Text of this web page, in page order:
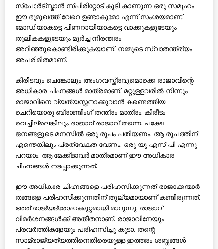
സ്‌പോര്‍ട്‌സ്മാന്‍ സ്പിരിറ്റോട് കൂടി കാണുന്ന ഒരു സമൂഹം
ഈ ഭൂമുഖത്ത് വേറെ ഉണ്ടാകുമോ എന്ന് സംശയമാണ്.
മോഡിയാകട്ടെ പിണറായിയാകട്ടെ വാക്കുകളുടേയും
തൂലികകളുടേയും മൂര്‍ച്ച നിരന്തരം
അറിഞ്ഞുകൊണ്ടിരിക്കുകയാണ്. നമ്മുടെ സ്വാതന്ത്ര്യം
അപരിമിതമാണ്.
കിരീടവും ചെങ്കോലും അംഗവസ്ത്രവുമൊക്കെ രാജാവിന്റെ
അധികാര ചിഹ്നങ്ങള്‍ മാത്രമാണ്. മറ്റുള്ളവരില്‍ നിന്നും
രാജാവിനെ വ്യത്യസ്തനാക്കുവാന്‍ കണ്ടെത്തിയ
ചെറിയൊരു ബ്രാണ്ടിംഗ് തന്ത്രം മാത്രം. കിരീടം
വെച്ചില്ലെങ്കിലും രാജാവ് രാജാവ് തന്നെ. പക്ഷേ
ജനങ്ങളുടെ മനസില്‍ ഒരു രൂപം പതിയണം. ആ രൂപത്തിന്
എന്തെങ്കിലും പ്രത്വേകത വേണം. ഒരു യു എസ് പി എന്നു
പറയാം. ആ മേക്ക്ഓവര്‍ മാത്രമാണ് ഈ അധികാര
ചിഹ്നങ്ങള്‍ നടപ്പാക്കുന്നത്.
ഈ അധികാര ചിഹ്നങ്ങളെ പരിഹസിക്കുന്നത് രാജാക്കന്മാര്‍
തങ്ങളെ പരിഹസിക്കുന്നതിന് തുല്യമായാണ് കണ്ടിരുന്നത്.
അത് രാജ്യദ്രോഹക്കുറ്റമായി മാറുന്നു. രാജാവ്
വിമര്‍ശനങ്ങള്‍ക്ക് അതീതനാണ്. രാജാവിനേയും
പ്രവര്‍ത്തികളേയും പരിഹസിച്ചു കൂടാ. തന്റെ
സാമ്രാജ്യത്യത്തിനെതിരെയുള്ള ഇത്തരം ശബ്ധങ്ങള്‍